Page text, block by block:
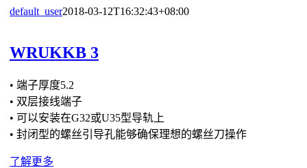
default_user2018-03-12T16:32:43+08:00
WRUKKB 3
• 端子厚度5.2
• 双层接线端子
• 可以安装在G32或U35型导轨上
• 封闭型的螺丝引导孔能够确保理想的螺丝刀操作
了解更多